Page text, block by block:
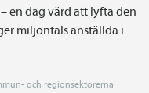
en dag värd att lyfta den
miljontals anställda i
och regionsektorerna